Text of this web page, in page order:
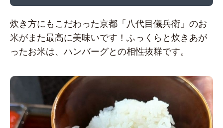
炊き方にもこだわった京都「八代目儀兵衛」のお
米がまた最高に美味いです！ふっくらと炊きあが
ったお米は、ハンバーグとの相性抜群です。